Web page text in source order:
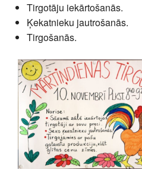
Tirgotāju iekārtošanās.
Ķekatnieku jautrošanās.
Tirgošanās.